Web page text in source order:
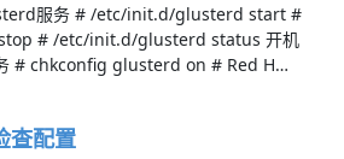
服务 # /etc/init.d/glusterd start #
# /etc/init.d/glusterd status 开机
# chkconfig glusterd on # Red H…
查配置